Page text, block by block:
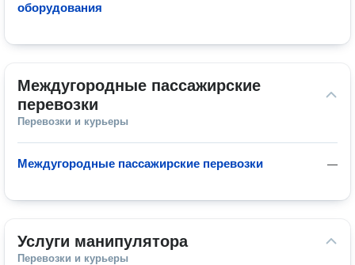
оборудования
Междугородные пассажирские
перевозки
Перевозки и курьеры
—
Междугородные пассажирские перевозки
Услуги манипулятора
Перевозки и курьеры